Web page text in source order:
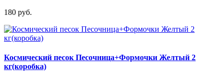
180 руб.
Космический песок Песочница+Формочки Желтый 2
кг(коробка)